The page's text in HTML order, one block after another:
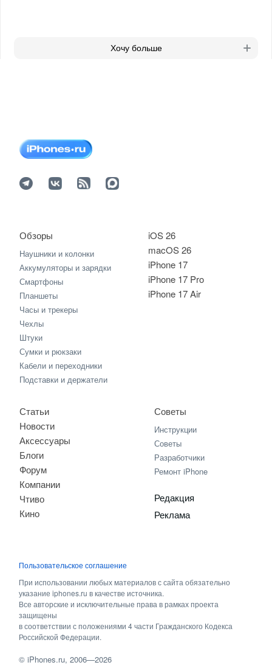
Хочу больше
iOS 26
macOS 26
iPhone 17
iPhone 17 Pro
iPhone 17 Air
Обзоры
Наушники и колонки
Аккумуляторы и зарядки
Смартфоны
Планшеты
Часы и трекеры
Чехлы
Штуки
Сумки и рюкзаки
Кабели и переходники
Подставки и держатели
Статьи
Новости
Аксессуары
Блоги
Форум
Компании
Чтиво
Кино
Советы
Инструкции
Советы
Разработчики
Ремонт iPhone
Редакция
Реклама
Пользовательское соглашение
При использовании любых материалов с сайта обязательно
указание iphones.ru в качестве источника.
Все авторские и исключительные права в рамках проекта
защищены
в соответствии с положениями 4 части Гражданского Кодекса
Российской Федерации.
©iPhones.ru, 2006—2026